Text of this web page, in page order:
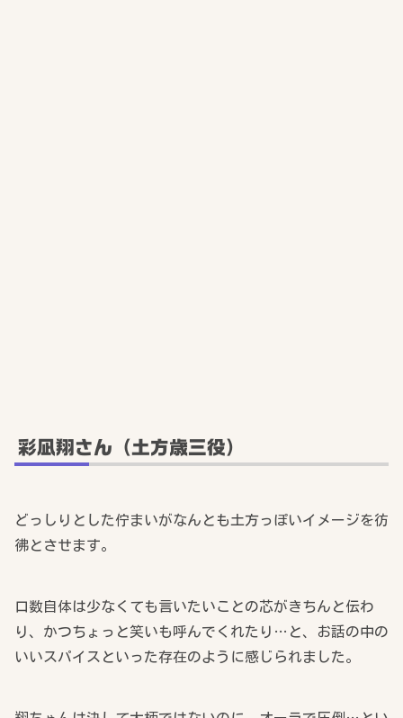
彩凪翔さん（土方歳三役）
どっしりとした佇まいがなんとも土方っぽいイメージを彷
彿とさせます。
口数自体は少なくても言いたいことの芯がきちんと伝わ
り、かつちょっと笑いも呼んでくれたり…と、お話の中の
いいスパイスといった存在のように感じられました。